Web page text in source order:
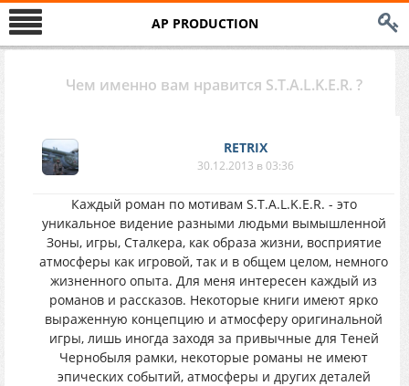
AP PRODUCTION
Чем именно вам нравится S.T.A.L.K.E.R. ?
RETRIX
30.12.2013 в 03:36
Каждый роман по мотивам S.T.A.L.K.E.R. - это
уникальное видение разными людьми вымышленной
Зоны, игры, Сталкера, как образа жизни, восприятие
атмосферы как игровой, так и в общем целом, немного
жизненного опыта. Для меня интересен каждый из
романов и рассказов. Некоторые книги имеют ярко
выраженную концепцию и атмосферу оригинальной
игры, лишь иногда заходя за привычные для Теней
Чернобыля рамки, некоторые романы не имеют
эпических событий, атмосферы и других деталей